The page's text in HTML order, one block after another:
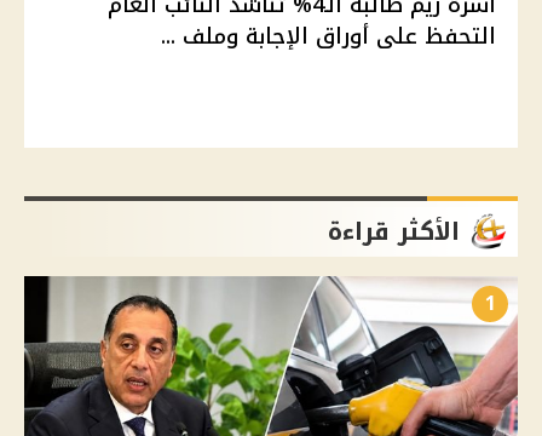
التحفظ على أوراق الإجابة وملف ...
الأكثر قراءة
1